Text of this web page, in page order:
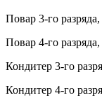
Повар 3-го
Повар 4-го
Кондитер 3-го
Кондитер 4-го